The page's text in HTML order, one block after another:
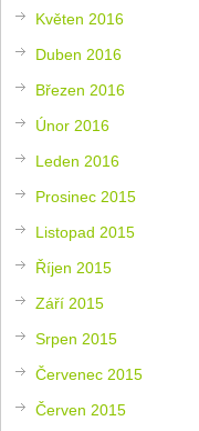
Květen 2016
Duben 2016
Březen 2016
Únor 2016
Leden 2016
Prosinec 2015
Listopad 2015
Říjen 2015
Září 2015
Srpen 2015
Červenec 2015
Červen 2015